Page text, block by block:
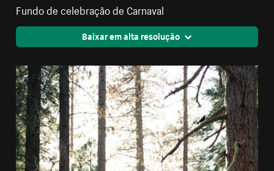
Fundo de celebração de Carnaval
Baixar em alta resolução